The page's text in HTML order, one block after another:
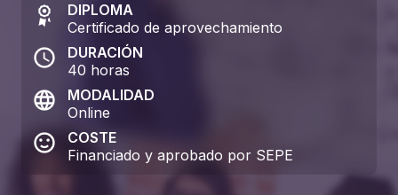
DIPLOMA
Certificado de aprovechamiento
DURACIÓN
40 horas
MODALIDAD
Online
COSTE
Financiado y aprobado por SEPE